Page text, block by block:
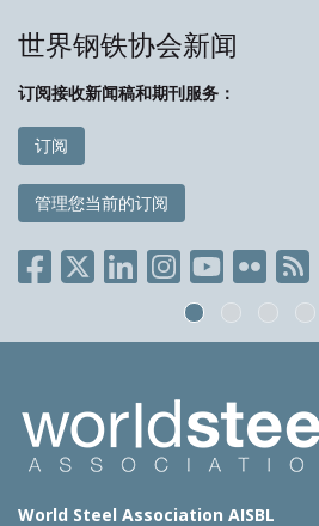
世界钢铁协会新闻
订阅接收新闻稿和期刊服务：
订阅
管理您当前的订阅
World Steel Association AISBL